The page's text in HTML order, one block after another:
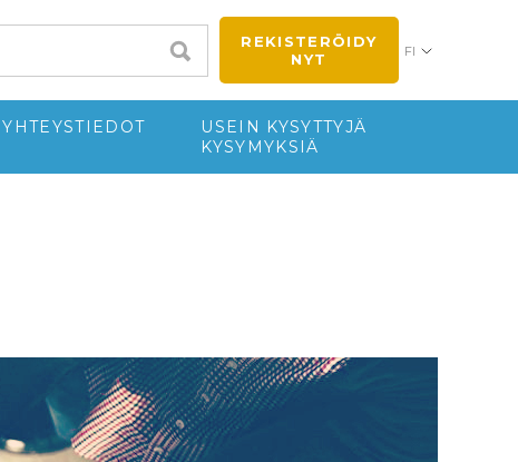
REKISTERÖIDY
NYT
FI
YHTEYSTIEDOT
USEIN KYSYTTYJÄ
KYSYMYKSIÄ